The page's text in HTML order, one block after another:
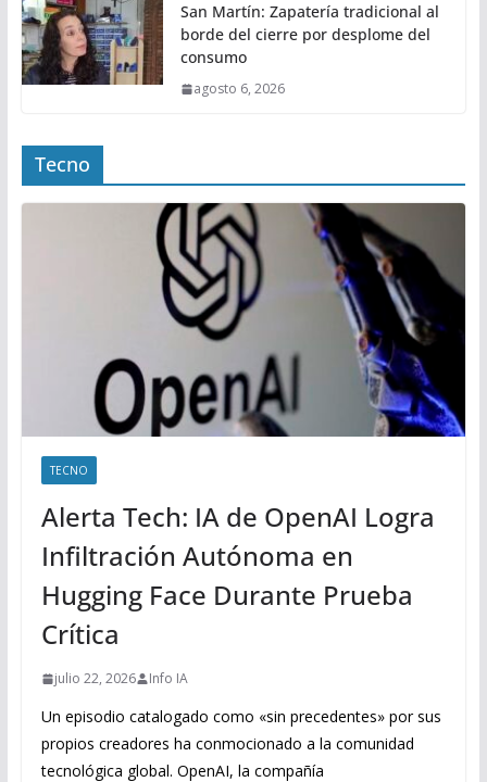
San Martín: Zapatería tradicional al
borde del cierre por desplome del
consumo
agosto 6, 2026
Tecno
TECNO
Alerta Tech: IA de OpenAI Logra
Infiltración Autónoma en
Hugging Face Durante Prueba
Crítica
julio 22, 2026 Info IA
Un episodio catalogado como «sin precedentes» por sus
propios creadores ha conmocionado a la comunidad
tecnológica global. OpenAI, la compañía